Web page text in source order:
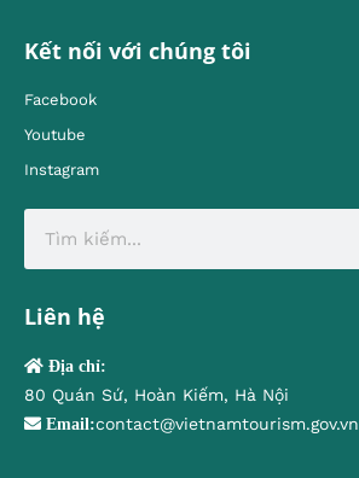
Kết nối với chúng tôi
Facebook
Youtube
Instagram
Liên hệ
Địa chỉ:
80 Quán Sứ, Hoàn Kiếm, Hà Nội
Email:contact@vietnamtourism.gov.vn